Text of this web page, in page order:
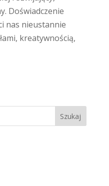
Doświadczenie
nas nieustannie
kreatywnością,